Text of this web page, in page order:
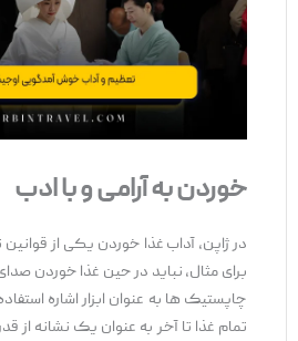
خوردن به آرامی و با ادب
در ژاپن، آداب غذا خوردن یکی از قوانین
برای مثال، نباید در حین غذا خوردن صدای
چاپستیک ‌ها به ‌عنوان ابزار اشاره
تمام غذا تا آخر به‌ عنوان یک نشانه از